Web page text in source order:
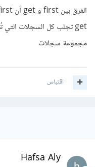
مجموعة سجلات
اقتباس
Hafsa Aly